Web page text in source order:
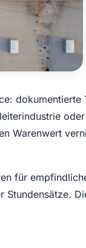
Warenwert
für